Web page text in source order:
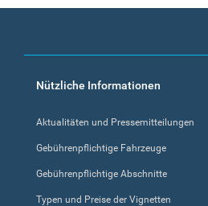
Footer
Nützliche Informationen
Aktualitäten und Pressemitteilungen
Gebührenpflichtige Fahrzeuge
Gebührenpflichtige Abschnitte
Typen und Preise der Vignetten